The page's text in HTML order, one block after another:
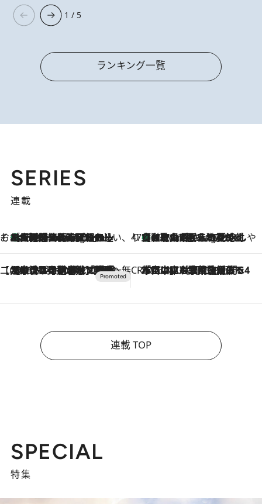
1 / 5
ランキング一覧
SERIES
連載
そおだよおこの関西おいしい、おやつ紀行
47 Minutes Ago
［大阪府箕面市］一皿一皿目の前で仕上げられる、料理を巧みに組み込んだアシェットデセールコース「ミチル アシェット デセール（Michiru assiette dessert）」 47都道府県の手みやげ ひんやりスイーツで夏を満喫
47 Minutes Ago
【和歌山県】この夏絶対食べたい 冷やしておいしいおやつ3選 みかんがごろっと丸ごと入ったジュレ
【CREA×星野リゾート】唯一無二。癒しと発見が待つ場所へ
2026.8.7
【トンボの足水浴】ヒノキの香りに包まれて涼感マックス！約13℃の湧水かけ流しを避暑地「星野温泉 トンボの湯」で体験 CREA'S CHOICE
2026.8.7
「立川にも歌舞伎があるんだよ」 片岡仁左衛門・市川中車ら豪華座組みで4年目の立川立飛歌舞伎へ
連載 TOP
SPECIAL
特集